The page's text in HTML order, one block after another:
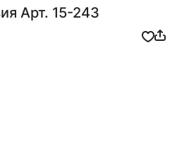
Арт. 15-243